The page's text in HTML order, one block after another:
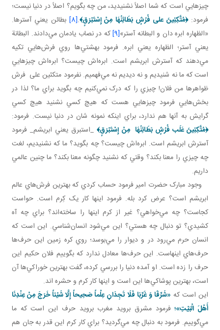
چيزهايي است که شما اصلاً نشنيديد، من چه بگويم؟ اصلاً در دنيا نيست؛
فرمود:﴿مُتَّكِئِينَ علی فُرُشٍ بَطَائِنُهَا مِنْ إِسْتَبْرَقٍ﴾.
[8]
بطائن يعني آسترها.
«الظهاره ابره دان و البطانه آستر»[9] که در نصاب يادمان مي‌دادند. البطانة
يعني آستر؛ الظهاره يعني ابره. فرمود بهشتي‌ها روي فرش‌هايي تکيه
مي‌دهند که آسترش ابريشم است. ابره‌اش چيست؟ ابره‌اش چيزهايي
است که ما نه شنيديم و نه ديديم نه مي‌فهميم. نفرمود متکئين علی فرش
ظواهرها من فلان! چيزي را که درک نمي‌کنيم چه بگويد براي ما؟ لذا در
بخش‌هايي فرمود چيزهايي هست که هيچ کسي نشنيد هيچ کسي
گرايش به آنها هم ندارد، براي اينکه نمونه شان در دنيا نيست. فرمود:
﴿مُتَّكِئِينَ عَلَب فُرُشٍ بَطَائِنُهَا مِنْ إِسْتَبْرَقٍ﴾_استبرق يعني ابريشم_ فرمود
آسترش ابريشم است. ابره‌اش چيست؟ چه بگويد؟ ما که نشنيديم، لغت
چه چيزي را معنا بکند؟ وقتي که نشنيد چگونه معنا بکند؟ ما چنين عالمي
داريم.
وجود مبارک حضرت امير فرمود حساب کردي که بهترين فرش‌هاي عالم
ابريشم است؟ عرض کرد بله. فرمود اينها کار يک کِرم است. حواست
کجاست؟ چه مي‌خواهي؟ غير از کرم اينها را ساخته‌اند؟ براي چه آه
کشيدي؟ تو دنبال چه هستي؟ اين مي‌شود انسان‌شناسي. اين است که
انسان حرم مي‌رود در و ديوار را مي‌بوسد؛ روي کره زمين اين حرف‌ها
حرف‌هاي اينهاست. اين حرف‌ها معادل ندارد که بگوييم فلان حکيم اين
حرف را زده است. او آمده دنيا را بررسي کرده، گفت بهترين خوراکي‌ها آن
است، بهترين پوشاکي‌ها اين است و اينها کار کرم و حشره اند.
اين است که «شَرِّقَا وَ غَرِّبَا فَلَا تَجِدَانِ عِلْماً صَحِيحاً إِلَّا شَيْئاً خَرَجَ‏ مِنْ‏ عِنْدِنَا
أَهْلَ الْبَيْتِ»؛فرمود مشرق برويد مغرب برويد حرف اين است که ما
مي‌گوييم. فرمود به دنبال چه مي‌گرديد؟ براي کار کرم اين قدر به جان هم